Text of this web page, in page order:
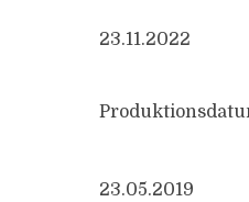
23.11.2022
23.05.2019